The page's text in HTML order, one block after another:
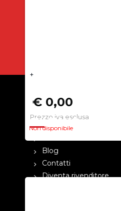
+
€ 0,00
Prezzo iva esclusa
Non disponibile
CHI SIAMO
Blog
Contatti
Diventa rivenditore